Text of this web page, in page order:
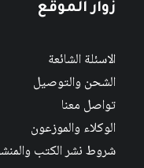
زوار الموقع
الاسئلة الشائعة
الشحن والتوصيل
تواصل معنا
الوكلاء والموزعون
شروط نشر الكتب